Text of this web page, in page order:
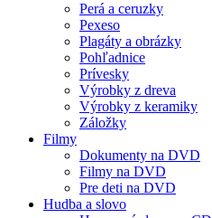
Perá a ceruzky
Pexeso
Plagáty a obrázky
Pohľadnice
Prívesky
Výrobky z dreva
Výrobky z keramiky
Záložky
Filmy
Dokumenty na DVD
Filmy na DVD
Pre deti na DVD
Hudba a slovo